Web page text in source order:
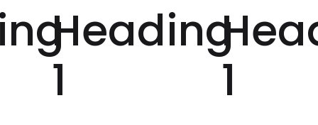
Heading
1
1